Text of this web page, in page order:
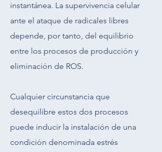
instantánea. La supervivencia celular
ante el ataque de radicales libres
depende, por tanto, del equilibrio
entre los procesos de producción y
eliminación de ROS.
Cualquier circunstancia que
desequilibre estos dos procesos
puede inducir la instalación de una
condición denominada estrés